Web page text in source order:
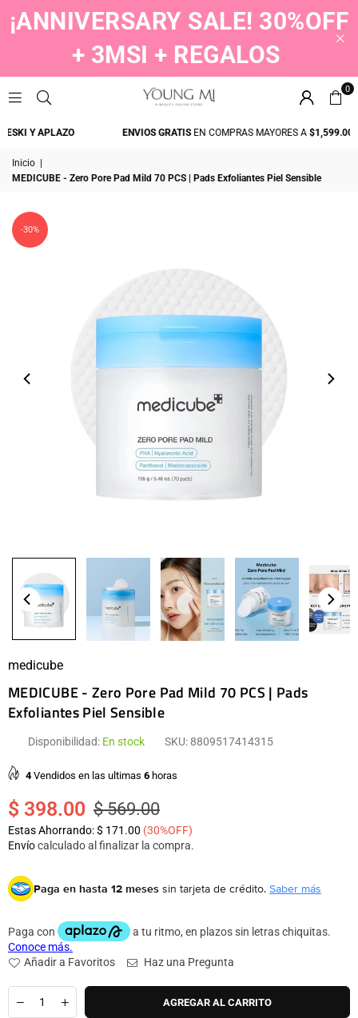
¡ANNIVERSARY SALE! 30%OFF
+ 3MSI + REGALOS
0
Y APLAZO ENVIOS GRATISEN COMPRAS MAYORES A$1,599.00
Inicio
MEDICUBE - Zero Pore Pad Mild 70 PCS | Pads Exfoliantes Piel Sensible
-30%
medicube
MEDICUBE - Zero Pore Pad Mild 70 PCS | Pads
Exfoliantes Piel Sensible
Disponibilidad: En stock SKU:8809517414315
4Vendidos en las ultimas 6 horas
habitual
$ 398.00 $ 569.00
Estas Ahorrando:$ 171.00 (30%OFF)
Envíocalculado al finalizar la compra.
Paga en hasta 12 meses sin tarjeta de crédito. Saber más
Añadir a Favoritos Haz una Pregunta
Cantidad
AGREGAR AL CARRITO